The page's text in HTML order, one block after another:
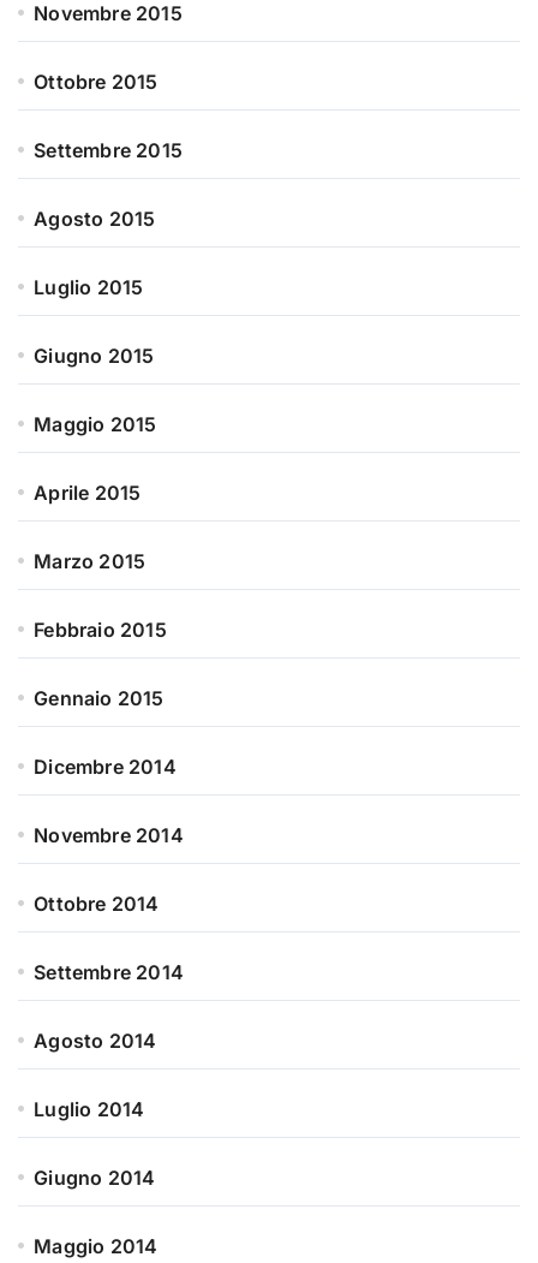
Novembre 2015
Ottobre 2015
Settembre 2015
Agosto 2015
Luglio 2015
Giugno 2015
Maggio 2015
Aprile 2015
Marzo 2015
Febbraio 2015
Gennaio 2015
Dicembre 2014
Novembre 2014
Ottobre 2014
Settembre 2014
Agosto 2014
Luglio 2014
Giugno 2014
Maggio 2014